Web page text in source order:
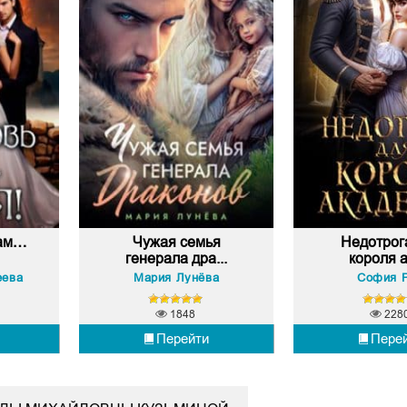
Чужая семья
генерала дра...
Мария Лунёва
Перейти
1848
короля
София